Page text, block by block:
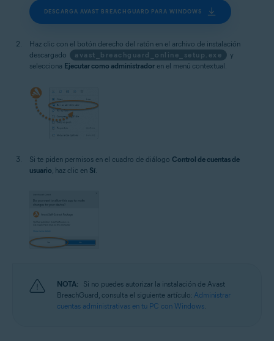
DESCARGA AVAST BREACHGUARD PARA WINDOWS
Haz clic con el botón derecho del ratón en el archivo de instalación
descargado
avast_breachguard_online_setup.exe
y
selecciona Ejecutar como administrador en el menú contextual.
Si te piden permisos en el cuadro de diálogo Control de cuentas de
usuario , haz clic en Sí
NOTA:
Si no puedes autorizar la instalación de Avast
BreachGuard, consulta el siguiente artículo: Administrar
cuentas administrativas en tu PC con Windows